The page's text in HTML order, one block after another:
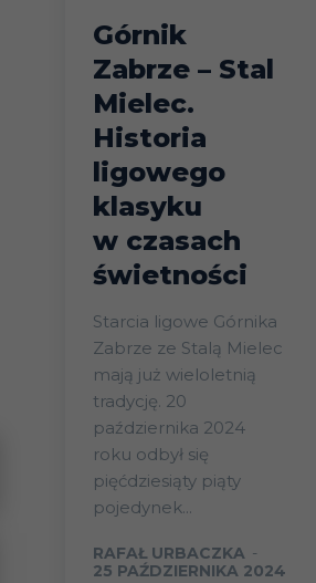
Górnik
Zabrze – Stal
Mielec.
Historia
ligowego
klasyku
w czasach
świetności
Starcia ligowe Górnika
Zabrze ze Stalą Mielec
mają już wieloletnią
tradycję. 20
października 2024
roku odbył się
pięćdziesiąty piąty
pojedynek...
RAFAŁ URBACZKA -
25 PAŹDZIERNIKA 2024